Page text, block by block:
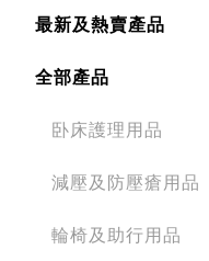
最新及熱賣產品
全部產品
卧床護理用品
減壓及防壓瘡用品
輪椅及助行用品